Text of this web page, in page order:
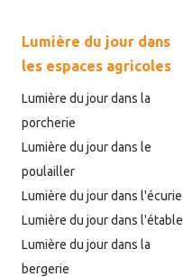
Lumière du jour dans
les espaces agricoles
Lumière du jour dans la
porcherie
Lumière du jour dans le
poulailler
Lumière du jour dans l'écurie
Lumière du jour dans l'étable
Lumière du jour dans la
bergerie